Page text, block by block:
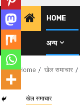
HOME
अन्य
Home खेल समाचार
खेल समाचार